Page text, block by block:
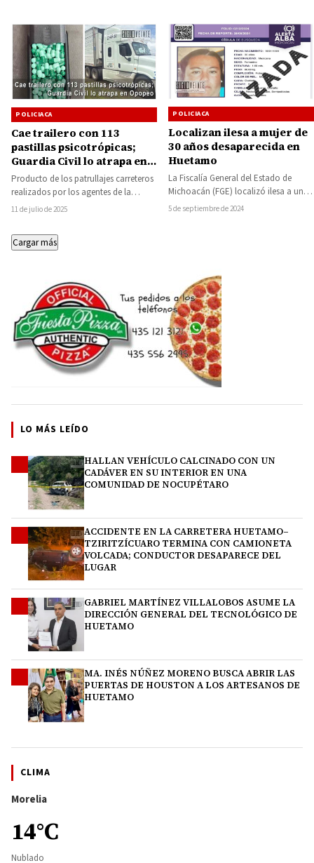
POLICIACA
Cae trailero con 113
pastillas psicotrópicas;
Guardia Civil lo atrapa en
Opopeo
Producto de los patrullajes carreteros
realizados por los agentes de la
Secretaría de Seguridad Pública (SSP),
11 de julio de 2025
POLICIACA
Localizan ilesa a mujer de
30 años desaparecida en
Huetamo
La Fiscalía General del Estado de
Michoacán (FGE) localizó ilesa a una
mujer que fue reportada como
5 de septiembre de 2024
Cargar más
LO MÁS LEÍDO
HALLAN VEHÍCULO CALCINADO CON UN
CADÁVER EN SU INTERIOR EN UNA
COMUNIDAD DE NOCUPÉTARO
ACCIDENTE EN LA CARRETERA HUETAMO–
TZIRITZÍCUARO TERMINA CON CAMIONETA
VOLCADA; CONDUCTOR DESAPARECE DEL
LUGAR
GABRIEL MARTÍNEZ VILLALOBOS ASUME LA
DIRECCIÓN GENERAL DEL TECNOLÓGICO DE
HUETAMO
MA. INÉS NÚÑEZ MORENO BUSCA ABRIR LAS
PUERTAS DE HOUSTON A LOS ARTESANOS DE
HUETAMO
CLIMA
Morelia
14°C
Nublado